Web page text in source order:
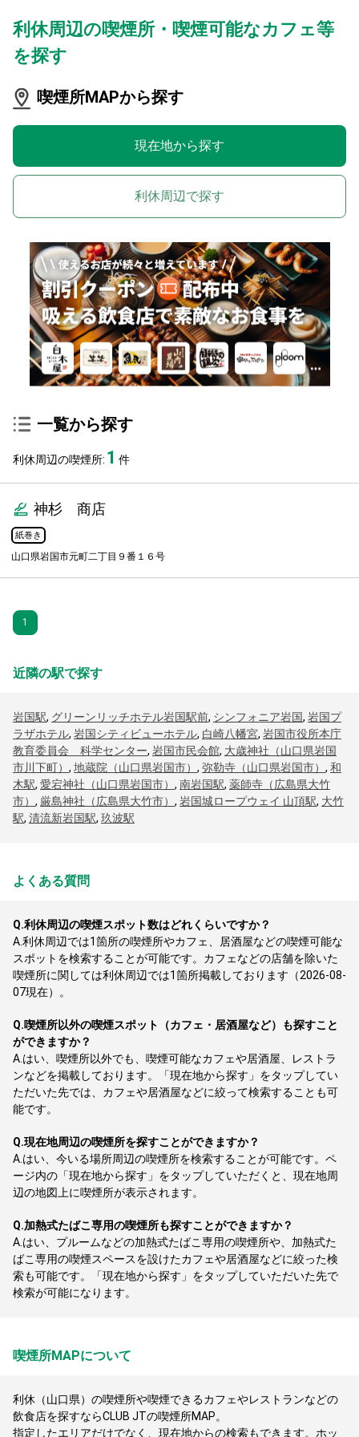
利休周辺の喫煙所・喫煙可能なカフェ等
を探す
喫煙所MAPから探す
現在地から探す
利休周辺で探す
一覧から探す
利休周辺の喫煙所: 1 件
神杉 商店
紙巻き
山口県岩国市元町二丁目９番１６号
1
近隣の駅で探す
岩国駅, グリーンリッチホテル岩国駅前, シンフォニア岩国, 岩国プ
ラザホテル, 岩国シティビューホテル, 白崎八幡宮, 岩国市役所本庁
教育委員会 科学センター, 岩国市民会館, 大歳神社（山口県岩国
市川下町） , 地蔵院（山口県岩国市） , 弥勒寺（山口県岩国市） , 和
木駅, 愛宕神社（山口県岩国市） , 南岩国駅, 薬師寺（広島県大竹
市） , 厳島神社（広島県大竹市） , 岩国城ロープウェイ 山頂駅, 大竹
駅, 清流新岩国駅, 玖波駅
よくある質問
Q.利休周辺の喫煙スポット数はどれくらいですか？
A.利休周辺では1箇所の喫煙所やカフェ、居酒屋などの喫煙可能な
スポットを検索することが可能です。カフェなどの店舗を除いた
喫煙所に関しては利休周辺では1箇所掲載しております（2026-08-
07現在）。
Q.喫煙所以外の喫煙スポット（カフェ・居酒屋など）も探すこと
ができますか？
A. はい、喫煙所以外でも、喫煙可能なカフェや居酒屋、レストラ
ンなどを掲載しております。「現在地から探す」をタップしてい
ただいた先では、カフェや居酒屋などに絞って検索することも可
能です。
Q.現在地周辺の喫煙所を探すことができますか？
A. はい、今いる場所周辺の喫煙所を検索することが可能です。ペ
ージ内の「現在地から探す」をタップしていただくと、現在地周
辺の地図上に喫煙所が表示されます。
Q.加熱式たばこ専用の喫煙所も探すことができますか？
A. はい、プルームなどの加熱式たばこ専用の喫煙所や、加熱式た
ばこ専用の喫煙スペースを設けたカフェや居酒屋などに絞った検
索も可能です。「現在地から探す」をタップしていただいた先で
検索が可能になります。
喫煙所MAPについて
利休（山口県）の喫煙所や喫煙できるカフェやレストランなどの
飲食店を探すならCLUB JTの喫煙所MAP。
指定したエリアだけでなく、現在地からの検索もできます。ホッ